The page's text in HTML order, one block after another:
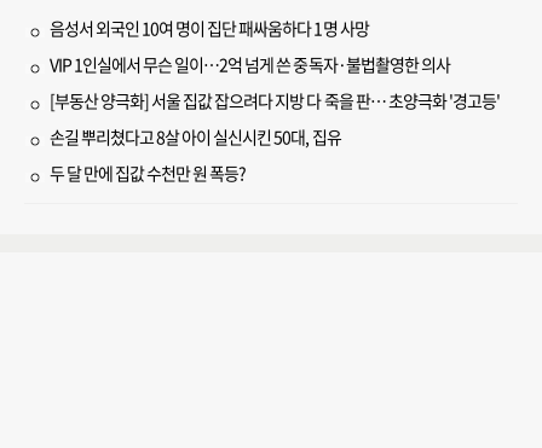
음성서 외국인 10여 명이 집단 패싸움하다 1명 사망
VIP 1인실에서 무슨 일이…2억 넘게 쓴 중독자·불법촬영한 의사
[부동산 양극화] 서울 집값 잡으려다 지방 다 죽을 판… 초양극화 '경고등'
손길 뿌리쳤다고 8살 아이 실신시킨 50대, 집유
두 달 만에 집값 수천만 원 폭등?